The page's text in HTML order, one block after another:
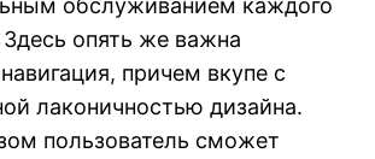
Здесь опять же важна
причем вкупе с
лаконичностью дизайна.
пользователь сможет